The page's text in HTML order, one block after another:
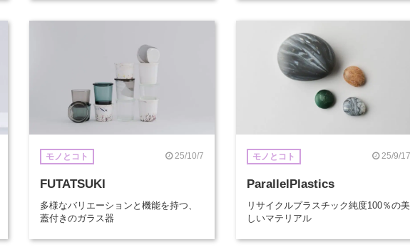
モノとコト 25/10/7
FUTATSUKI
多様なバリエーションと機能を持つ、
蓋付きのガラス器
モノとコト 25/9/17
ParallelPlastics
リサイクルプラスチック純度100％の美
しいマテリアル